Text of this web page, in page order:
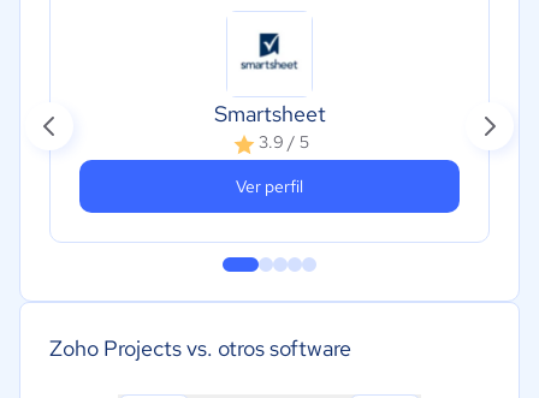
Smartsheet
3.9 / 5
Ver perfil
Zoho Projects vs. otros software